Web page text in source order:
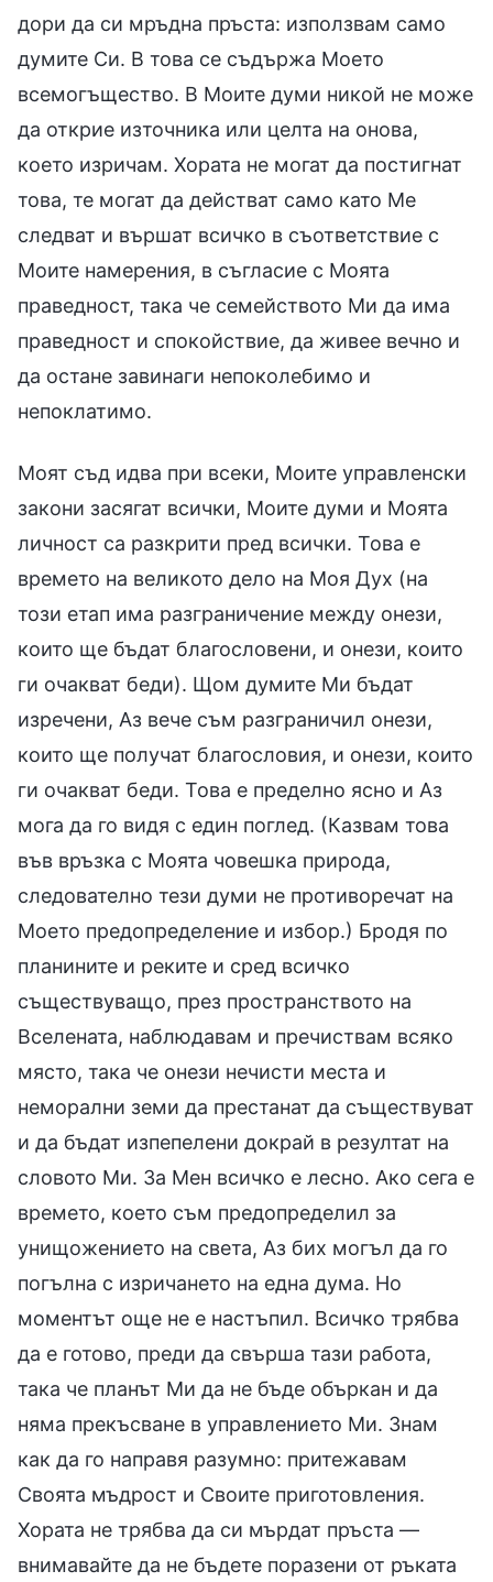
дори да си мръдна пръста: използвам само
думите Си. В това се съдържа Моето
всемогъщество. В Моите думи никой не може
да открие източника или целта на онова,
което изричам. Хората не могат да постигнат
това, те могат да действат само като Ме
следват и вършат всичко в съответствие с
Моите намерения, в съгласие с Моята
праведност, така че семейството Ми да има
праведност и спокойствие, да живее вечно и
да остане завинаги непоколебимо и
непоклатимо.
Моят съд идва при всеки, Моите управленски
закони засягат всички, Моите думи и Моята
личност са разкрити пред всички. Това е
времето на великото дело на Моя Дух (на
този етап има разграничение между онези,
които ще бъдат благословени, и онези, които
ги очакват беди). Щом думите Ми бъдат
изречени, Аз вече съм разграничил онези,
които ще получат благословия, и онези, които
ги очакват беди. Това е пределно ясно и Аз
мога да го видя с един поглед. (Казвам това
във връзка с Моята човешка природа,
следователно тези думи не противоречат на
Моето предопределение и избор.) Бродя по
планините и реките и сред всичко
съществуващо, през пространството на
Вселената, наблюдавам и пречиствам всяко
място, така че онези нечисти места и
неморални земи да престанат да съществуват
и да бъдат изпепелени докрай в резултат на
словото Ми. За Мен всичко е лесно. Ако сега е
времето, което съм предопределил за
унищожението на света, Аз бих могъл да го
погълна с изричането на една дума. Но
моментът още не е настъпил. Всичко трябва
да е готово, преди да свърша тази работа,
така че планът Ми да не бъде объркан и да
няма прекъсване в управлението Ми. Знам
как да го направя разумно: притежавам
Своята мъдрост и Своите приготовления.
Хората не трябва да си мърдат пръста —
внимавайте да не бъдете поразени от ръката